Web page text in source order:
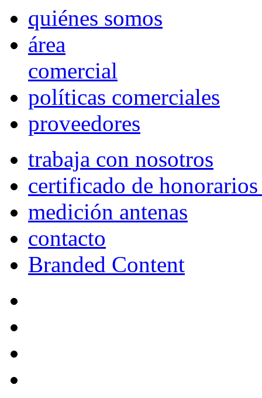
quiénes somos
área
comercial
políticas comerciales
proveedores
trabaja con nosotros
certificado de
medición antenas
contacto
Branded Content